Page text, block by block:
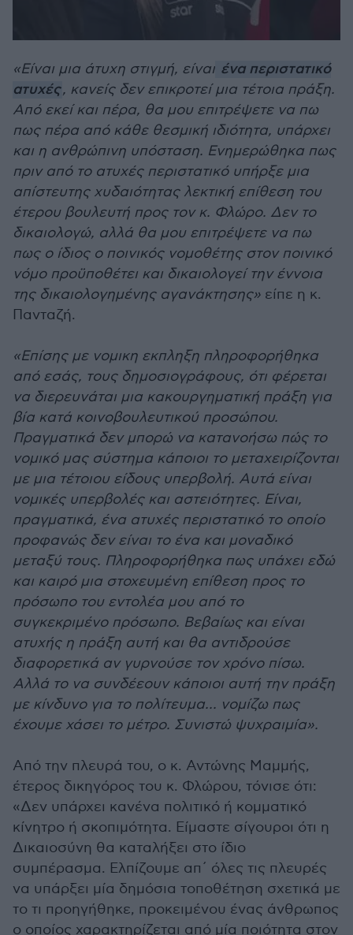
«Είναι μια άτυχη στιγμή, είναι ένα περιστατικό
ατυχές, κανείς δεν επικροτεί μια τέτοια πράξη.
Από εκεί και πέρα, θα μου επιτρέψετε να πω
πως πέρα από κάθε θεσμική ιδιότητα, υπάρχει
και η ανθρώπινη υπόσταση. Ενημερώθηκα πως
πριν από το ατυχές περιστατικό υπήρξε μια
απίστευτης χυδαιότητας λεκτική επίθεση του
έτερου βουλευτή προς τον κ. Φλώρο. Δεν το
δικαιολογώ, αλλά θα μου επιτρέψετε να πω
πως ο ίδιος ο ποινικός νομοθέτης στον ποινικό
νόμο προϋποθέτει και δικαιολογεί την έννοια
της δικαιολογημένης αγανάκτησης» είπε η κ.
Πανταζή.
«Επίσης με νομικη εκπληξη πληροφορήθηκα
από εσάς, τους δημοσιογράφους, ότι φέρεται
να διερευνάται μια κακουργηματική πράξη για
βία κατά κοινοβουλευτικού προσώπου.
Πραγματικά δεν μπορώ να κατανοήσω πώς το
νομικό μας σύστημα κάποιοι το μεταχειρίζονται
με μια τέτοιου είδους υπερβολή. Αυτά είναι
νομικές υπερβολές και αστειότητες. Είναι,
πραγματικά, ένα ατυχές περιστατικό το οποίο
προφανώς δεν είναι το ένα και μοναδικό
μεταξύ τους. Πληροφορήθηκα πως υπάχει εδώ
και καιρό μια στοχευμένη επίθεση προς το
πρόσωπο του εντολέα μου από το
συγκεκριμένο πρόσωπο. Βεβαίως και είναι
ατυχής η πράξη αυτή και θα αντιδρούσε
διαφορετικά αν γυρνούσε τον χρόνο πίσω.
Αλλά το να συνδέεουν κάποιοι αυτή την πράξη
με κίνδυνο για το πολίτευμα... νομίζω πως
έχουμε χάσει το μέτρο. Συνιστώ ψυχραιμία».
Από την πλευρά του, ο κ. Αντώνης Μαμμής,
έτερος δικηγόρος του κ. Φλώρου, τόνισε ότι:
«Δεν υπάρχει κανένα πολιτικό ή κομματικό
κίνητρο ή σκοπιμότητα. Είμαστε σίγουροι ότι η
Δικαιοσύνη θα καταλήξει στο ίδιο
συμπέρασμα. Ελπίζουμε απ΄ όλες τις πλευρές
να υπάρξει μία δημόσια τοποθέτηση σχετικά με
το τι προηγήθηκε, προκειμένου ένας άνθρωπος
ο οποίος χαρακτηρίζεται από μία ποιότητα στον